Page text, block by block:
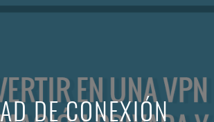
DE CONEXIÓN